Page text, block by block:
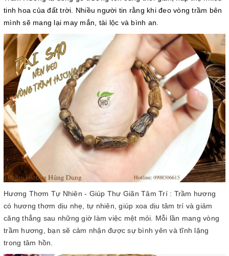
tinh hoa của đất trời. Nhiều người tin rằng khi đeo vòng trầm bên
mình sẽ mang lại may mắn, tài lộc và bình an.
Hương Thơm Tự Nhiên - Giúp Thư Giãn Tâm Trí : Trầm hương
có hương thơm dịu nhẹ, tự nhiên, giúp xoa dịu tâm trí và giảm
căng thẳng sau những giờ làm việc mệt mỏi. Mỗi lần mang vòng
trầm hương, bạn sẽ cảm nhận được sự bình yên và tĩnh lặng
trong tâm hồn.